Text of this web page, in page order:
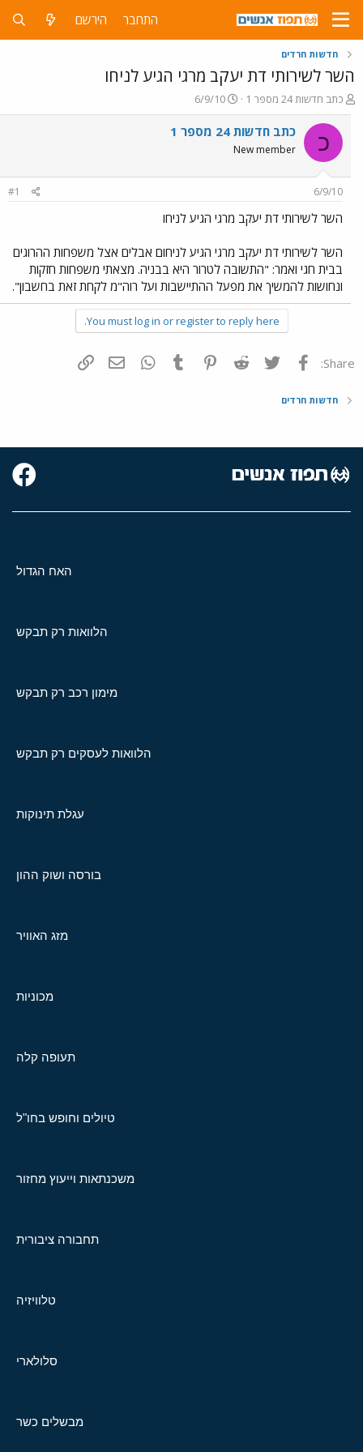
התחבר הירשם
חדשות חרדים
השר לשירותי דת יעקב מרגי הגיע לניחו
פ
ו
ת
ח
ה
ו
ש
א
כתב חדשות 24 מספר 1
פ
ו
ר
ר
6/9/10
כ כתב חדשות 24 מספר 1
New member
6/9/10
#1
השר לשירותי דת יעקב מרגי הגיע לניחו
השר לשירותי דת יעקב מרגי הגיע לניחום אבלים אצל משפחות ההרוגים
בבית חגי ואמר: "התשובה לטרור היא בבניה. מצאתי משפחות חזקות
ונחושות להמשיך את מפעל ההתיישבות ועל רוה"מ לקחת זאת בחשבון".
You must log in or register to reply here.
Share: פייסבוק Twitter
Reddit
Pinterest
Tumblr
WhatsAppדואר אלקטרוני
חדשות חרדים
האח הגדול
הלוואות רק תבקש
מימון רכב רק תבקש
הלוואות לעסקים רק תבקש
עגלת תינוקות
בורסה ושוק ההון
מזג האוויר
מכוניות
תעופה קלה
טיולים וחופש בחו"ל
משכנתאות וייעוץ מחזור
תחבורה ציבורית
טלוויזיה
סלולארי
מבשלים כשר